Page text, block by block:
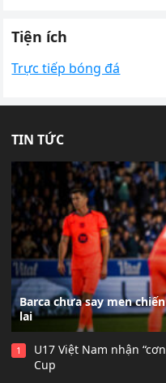
Tiện ích
Trực tiếp bóng đá
TIN TỨC
Barca chưa say men
lai
1
U17 Việt Nam nhận
Cup